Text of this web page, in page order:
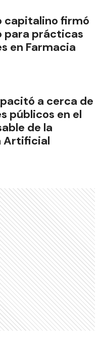
capitalino firmó
para prácticas
en Farmacia
a cerca de
públicos en el
de la
Artificial